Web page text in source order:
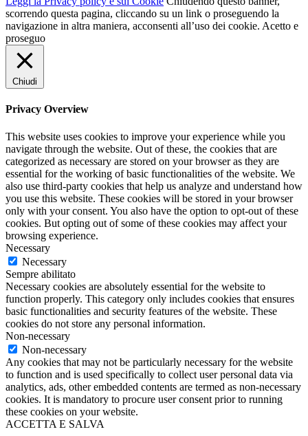
scorrendo questa pagina, cliccando su un link o proseguendo la
navigazione in altra maniera, acconsenti all’uso dei cookie. Acetto e
proseguo
Chiudi
Privacy Overview
This website uses cookies to improve your experience while you
navigate through the website. Out of these, the cookies that are
categorized as necessary are stored on your browser as they are
essential for the working of basic functionalities of the website. We
also use third-party cookies that help us analyze and understand how
you use this website. These cookies will be stored in your browser
only with your consent. You also have the option to opt-out of these
cookies. But opting out of some of these cookies may affect your
browsing experience.
Necessary
Necessary
Sempre abilitato
Necessary cookies are absolutely essential for the website to
function properly. This category only includes cookies that ensures
basic functionalities and security features of the website. These
cookies do not store any personal information.
Non-necessary
Non-necessary
Any cookies that may not be particularly necessary for the website
to function and is used specifically to collect user personal data via
analytics, ads, other embedded contents are termed as non-necessary
cookies. It is mandatory to procure user consent prior to running
these cookies on your website.
ACCETTA E SALVA